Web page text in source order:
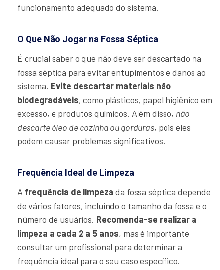
funcionamento adequado do sistema.
O Que Não Jogar na Fossa Séptica
É crucial saber o que não deve ser descartado na
fossa séptica para evitar entupimentos e danos ao
sistema. Evite descartar materiais não
biodegradáveis, como plásticos, papel higiênico em
excesso, e produtos químicos. Além disso, não
descarte óleo de cozinha ou gorduras, pois eles
podem causar problemas significativos.
Frequência Ideal de Limpeza
A frequência de limpeza da fossa séptica depende
de vários fatores, incluindo o tamanho da fossa e o
número de usuários. Recomenda-se realizar a
limpeza a cada 2 a 5 anos, mas é importante
consultar um profissional para determinar a
frequência ideal para o seu caso específico.